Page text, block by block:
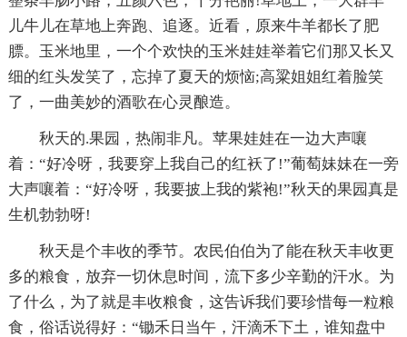
儿牛儿在草地上奔跑、追逐。近看，原来牛羊都长了肥
膘。玉米地里，一个个欢快的玉米娃娃举着它们那又长又
细的红头发笑了，忘掉了夏天的烦恼;高粱姐姐红着脸笑
了，一曲美妙的酒歌在心灵酿造。
秋天的.果园，热闹非凡。苹果娃娃在一边大声嚷
着：“好冷呀，我要穿上我自己的红袄了!”葡萄妹妹在一旁
大声嚷着：“好冷呀，我要披上我的紫袍!”秋天的果园真是
生机勃勃呀!
秋天是个丰收的季节。农民伯伯为了能在秋天丰收更
多的粮食，放弃一切休息时间，流下多少辛勤的汗水。为
了什么，为了就是丰收粮食，这告诉我们要珍惜每一粒粮
食，俗话说得好：“锄禾日当午，汗滴禾下土，谁知盘中